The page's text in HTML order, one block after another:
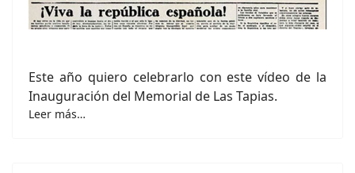
Este año quiero celebrarlo con este vídeo de la
Inauguración del Memorial de Las Tapias.
Leer más…